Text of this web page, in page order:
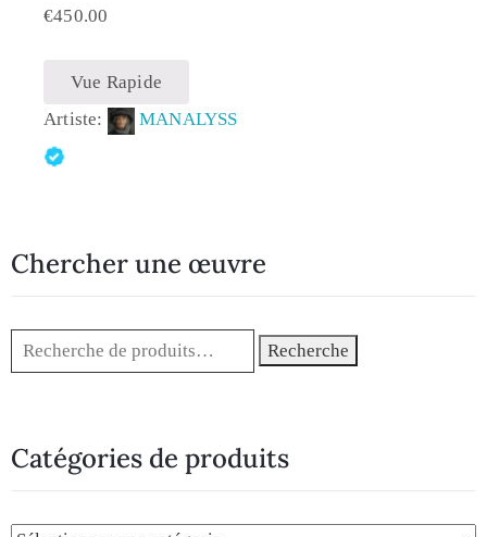
€450.00
Vue Rapide
Artiste:
MANALYSS
Chercher une œuvre
Recherche
Catégories de produits